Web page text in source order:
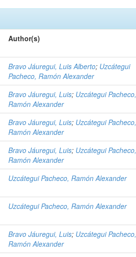
Author(s)
Bravo Jáuregui, Luis Alberto; Uzcátegui
Pacheco, Ramón Alexander
Bravo Jáuregui, Luis; Uzcátegui Pacheco,
Ramón Alexander
Bravo Jáuregui, Luis; Uzcátegui Pacheco,
Ramón Alexander
Bravo Jáuregui, Luis; Uzcátegui Pacheco,
Ramón Alexander
Uzcátegui Pacheco, Ramón Alexander
Uzcátegui Pacheco, Ramón Alexander
Bravo Jáuregui, Luis; Uzcátegui Pacheco,
Ramón Alexander